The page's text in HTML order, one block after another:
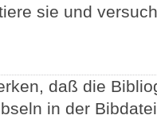
sie und
daß die
in der